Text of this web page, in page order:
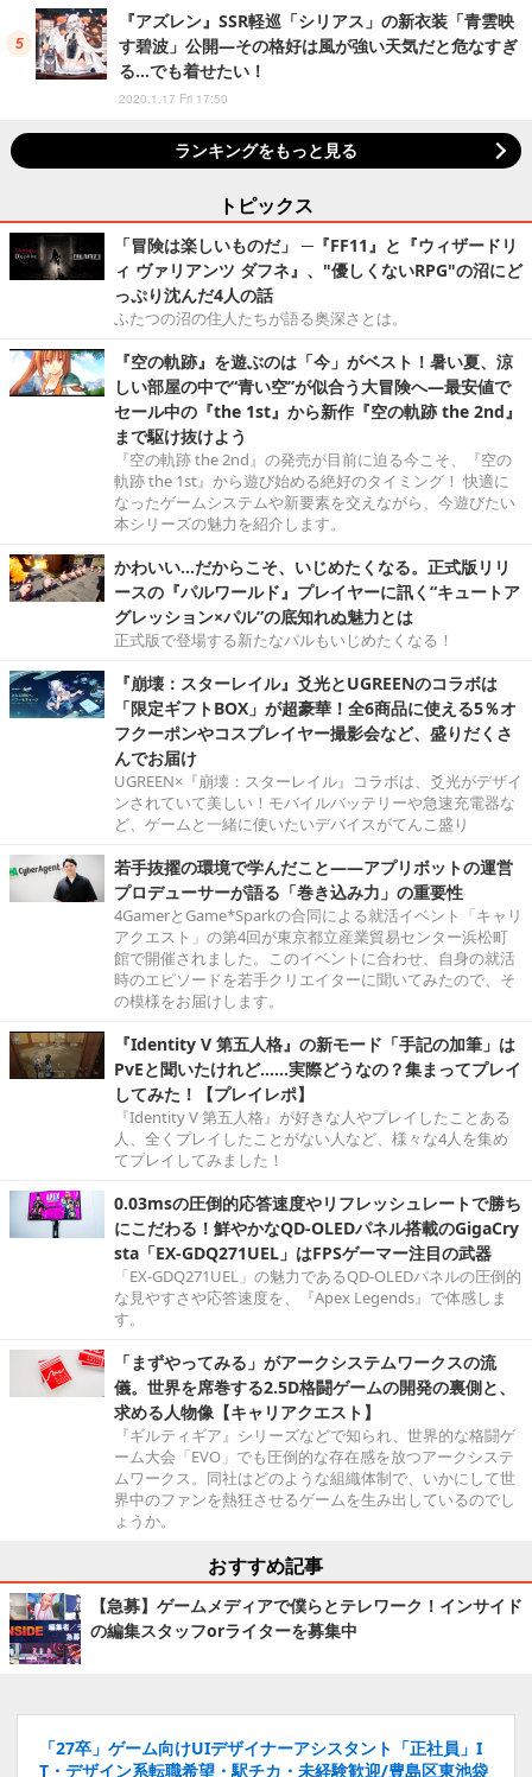
『アズレン』SSR軽巡「シリアス」の新衣装「青雲映
す碧波」公開―その格好は風が強い天気だと危なすぎ
る…でも着せたい！
2020.1.17 Fri 17:50
ランキングをもっと見る
トピックス
「冒険は楽しいものだ」 ─『FF11』と『ウィザードリ
ィ ヴァリアンツ ダフネ』、"優しくないRPG"の沼にど
っぷり沈んだ4人の話
ふたつの沼の住人たちが語る奥深さとは。
『空の軌跡』を遊ぶのは「今」がベスト！暑い夏、涼
しい部屋の中で“青い空”が似合う大冒険へ―最安値で
セール中の『the 1st』から新作『空の軌跡 the 2nd』
まで駆け抜けよう
『空の軌跡 the 2nd』の発売が目前に迫る今こそ、『空の
軌跡 the 1st』から遊び始める絶好のタイミング！ 快適に
なったゲームシステムや新要素を交えながら、今遊びたい
本シリーズの魅力を紹介します。
かわいい…だからこそ、いじめたくなる。正式版リリ
ースの『パルワールド』プレイヤーに訊く“キュートア
グレッション×パル”の底知れぬ魅力とは
正式版で登場する新たなパルもいじめたくなる！
『崩壊：スターレイル』爻光とUGREENのコラボは
「限定ギフトBOX」が超豪華！全6商品に使える5％オ
フクーポンやコスプレイヤー撮影会など、盛りだくさ
んでお届け
UGREEN×『崩壊：スターレイル』コラボは、爻光がデザイ
ンされていて美しい！モバイルバッテリーや急速充電器な
ど、ゲームと一緒に使いたいデバイスがてんこ盛り
若手抜擢の環境で学んだこと――アプリボットの運営
プロデューサーが語る「巻き込み力」の重要性
4GamerとGame*Sparkの合同による就活イベント「キャリ
アクエスト」の第4回が東京都立産業貿易センター浜松町
館で開催されました。このイベントに合わせ、自身の就活
時のエピソードを若手クリエイターに聞いてみたので、そ
の模様をお届けします。
『Identity V 第五人格』の新モード「手記の加筆」は
PvEと聞いたけれど……実際どうなの？集まってプレイ
してみた！【プレイレポ】
『Identity V 第五人格』が好きな人やプレイしたことある
人、全くプレイしたことがない人など、様々な4人を集め
てプレイしてみました！
0.03msの圧倒的応答速度やリフレッシュレートで勝ち
にこだわる！鮮やかなQD-OLEDパネル搭載のGigaCry
sta「EX-GDQ271UEL」はFPSゲーマー注目の武器
「EX-GDQ271UEL」の魅力であるQD-OLEDパネルの圧倒的
な見やすさや応答速度を、『Apex Legends』で体感しま
す。
「まずやってみる」がアークシステムワークスの流
儀。世界を席巻する2.5D格闘ゲームの開発の裏側と、
求める人物像【キャリアクエスト】
『ギルティギア』シリーズなどで知られ、世界的な格闘ゲ
ーム大会「EVO」でも圧倒的な存在感を放つアークシステ
ムワークス。同社はどのような組織体制で、いかにして世
界中のファンを熱狂させるゲームを生み出しているのでし
ょうか。
おすすめ記事
【急募】ゲームメディアで僕らとテレワーク！インサイド
の編集スタッフorライターを募集中
「27卒」ゲーム向けUIデザイナーアシスタント「正社員」I
T・デザイン系転職希望・駅チカ・未経験歓迎/豊島区東池袋